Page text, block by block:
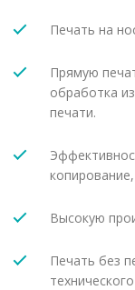
Печать на
Прямую
обработка
печати.
Высокую
Печать без